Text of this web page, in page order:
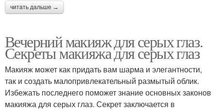
читать дальше →
Вечерний макияж для серых глаз.
Секреты макияжа для серых глаз
Макияж может как придать вам шарма и элегантности,
так и создать малопривлекательный размытый облик.
Избежать последнего поможет знание основных законов
макияжа для серых глаз. Секрет заключается в